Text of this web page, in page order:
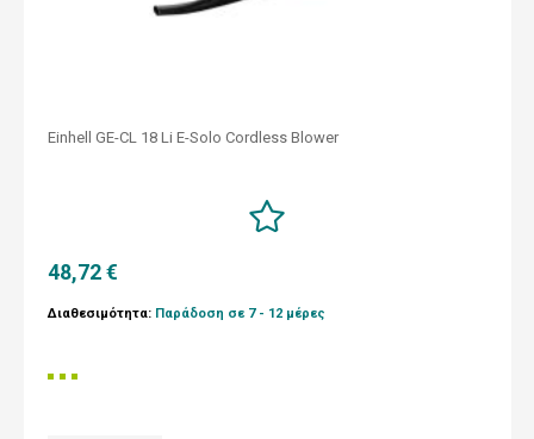
Einhell GE-CL 18 Li E-Solo Cordless Blower
48,72 €
Διαθεσιμότητα: Παράδοση σε 7 - 12 μέρες